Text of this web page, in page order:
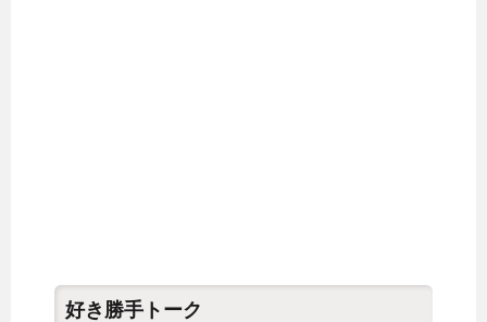
好き勝手トーク